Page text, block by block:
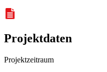
Projektdaten
Projektzeitraum